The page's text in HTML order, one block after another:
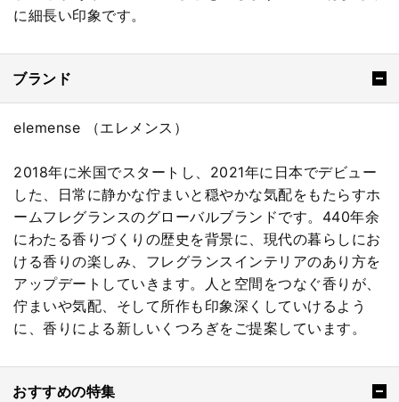
に細長い印象です。
ブランド
elemense （エレメンス）
2018年に米国でスタートし、2021年に日本でデビュー
した、日常に静かな佇まいと穏やかな気配をもたらすホ
ームフレグランスのグローバルブランドです。440年余
にわたる香りづくりの歴史を背景に、現代の暮らしにお
ける香りの楽しみ、フレグランスインテリアのあり方を
アップデートしていきます。人と空間をつなぐ香りが、
佇まいや気配、そして所作も印象深くしていけるよう
に、香りによる新しいくつろぎをご提案しています。
おすすめの特集